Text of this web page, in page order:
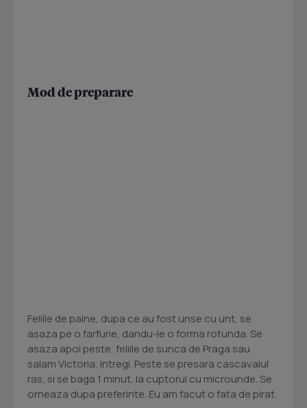
Mod de preparare
Feliile de paine, dupa ce au fost unse cu unt, se
asaza pe o farfurie, dandu-le o forma rotunda. Se
asaza apoi peste, feliile de sunca de Praga sau
salam Victoria, intregi. Peste se presara cascavalul
ras, si se baga 1 minut, la cuptorul cu microunde. Se
orneaza dupa preferinte. Eu am facut o fata de pirat.